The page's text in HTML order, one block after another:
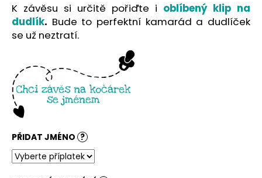
K závěsu si určitě pořiďte i oblíbený klip na
dudlík. Bude to perfektní kamarád a dudlíček
se už neztratí.
PŘIDAT JMÉNO ?
č
u
j
m
e